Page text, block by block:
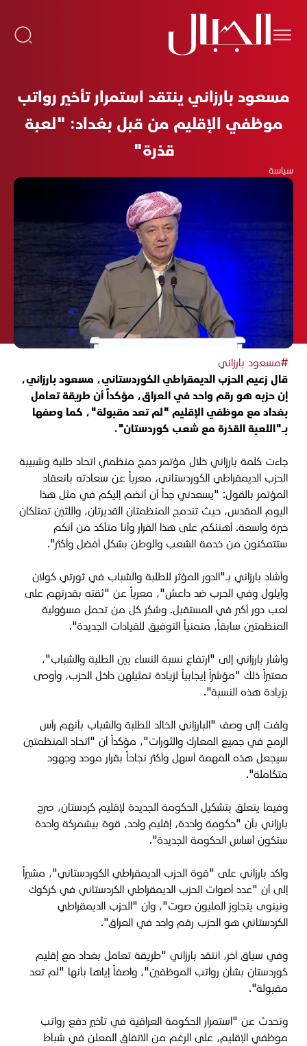
مسعود بارزاني ينتقد استمرار تأخير رواتب
موظفي الإقليم من قبل بغداد: "لعبة
قذرة"
سياسة
#مسعود بارزاني
قال زعيم الحزب الديمقراطي الكوردستاني، مسعود بارزاني،
إن حزبه هو رقم واحد في العراق، مؤكداً أن طريقة تعامل
بغداد مع موظفي الإقليم "لم تعد مقبولة"، كما وصفها
بـ"اللعبة القذرة مع شعب كوردستان".
جاءت كلمة بارزاني خلال مؤتمر دمج منظمتي اتحاد طلبة وشبيبة
الحزب الديمقراطي الكوردستاني، معرباً عن سعادته بانعقاد
المؤتمر بالقول: "يسعدني جداً أن أنضم إليكم في مثل هذا
اليوم المقدس، حيث تندمج المنظمتان القديرتان، واللتين تمتلكان
خبرة واسعة. أهنئكم على هذا القرار وأنا متأكد من أنكم
ستتمكنون من خدمة الشعب والوطن بشكل أفضل وأكثر".
وأشاد بارزاني بـ"الدور المؤثر للطلبة والشباب في ثورتي كولان
وأيلول وفي الحرب ضد داعش"، معرباً عن "ثقته بقدرتهم على
لعب دور أكبر في المستقبل. وشكر كل من تحمل مسؤولية
المنظمتين سابقاً، متمنياً التوفيق للقيادات الجديدة".
وأشار بارزاني إلى "ارتفاع نسبة النساء بين الطلبة والشباب"،
معتبراً ذلك "مؤشراً إيجابياً لزيادة تمثيلهن داخل الحزب، وأوصى
بزيادة هذه النسبة".
ولفت إلى وصف "البارزاني الخالد للطلبة والشباب بأنهم رأس
الرمح في جميع المعارك والثورات"، مؤكداً أن "اتحاد المنظمتين
سيجعل هذه المهمة أسهل وأكثر نجاحاً بقرار موحد وجهود
متكاملة".
وفيما يتعلق بتشكيل الحكومة الجديدة لإقليم كردستان، صرح
بارزاني بأن "حكومة واحدة، إقليم واحد، قوة بيشمركة واحدة
ستكون أساس الحكومة الجديدة".
وأكد بارزاني على "قوة الحزب الديمقراطي الكوردستاني"، مشيراً
إلى أن "عدد أصوات الحزب الديمقراطي الكردستاني في كركوك
ونينوى يتجاوز المليون صوت"، وأن "الحزب الديمقراطي
الكردستاني هو الحزب رقم واحد في العراق".
وفي سياق آخر، انتقد بارزاني "طريقة تعامل بغداد مع إقليم
كوردستان بشأن رواتب الموظفين"، واصفاً إياها بأنها "لم تعد
مقبولة".
وتحدث عن "استمرار الحكومة العراقية في تأخير دفع رواتب
موظفي الإقليم، على الرغم من الاتفاق المعلن في شباط